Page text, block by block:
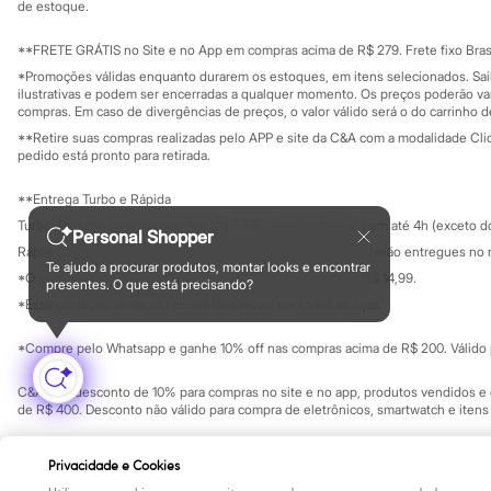
City
Mindset
Sawary
Yessica
Moda esportiva
Blusas
Calçados
Shorts e Bermudas
Tops
Moda íntima
Calcinhas
Cintas e Modeladores
Pijamas
Sutiãs e Tops
Moda praia
Biquínis
Maiôs
Saídas de praia
Personagens
Plus size
Personal Shopper
Te ajudo a procurar produtos, montar looks e encontrar
presentes. O que está precisando?
Investidores
Privacidade
Configuração de cookies
Minha privacidade
Educação
Formas de pagamento
de estoque.
**FRETE GRÁTIS no Site e no App em compras acima de R$ 279. Frete fixo
*Promoções válidas enquanto durarem os estoques, em itens selecionados.
ilustrativas e podem ser encerradas a qualquer momento. Os preços poderão
compras. Em caso de divergências de preços, o valor válido será o do carrinho
**Retire suas compras realizadas pelo APP e site da C&A com a modalidade
pedido está pronto para retirada.
**Entrega Turbo e Rápida
Turbo: Pedidos aprovados entre 10h e 17h, serão entregues em até 4h (exceto
Rápida: Pedidos com os pagamentos aprovados até as 10h, serão entregues
*O valor do frete para o turbo é R$ 24,99 e para a rápida é R$ 14,99.
*Essa condição ainda não estará disponível em todas as lojas.
*Compre pelo Whatsapp e ganhe 10% off nas compras acima de R$ 200.
C&A Pay: desconto de 10% para compras no site e no app, produtos vendidos
de R$ 400. Desconto não válido para compra de eletrônicos, smartwatch e
SP Cep: 06455-000 CNPJ 45.242.914/0001-05
Privacidade e Cookies